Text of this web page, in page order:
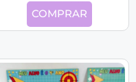
COMPRAR